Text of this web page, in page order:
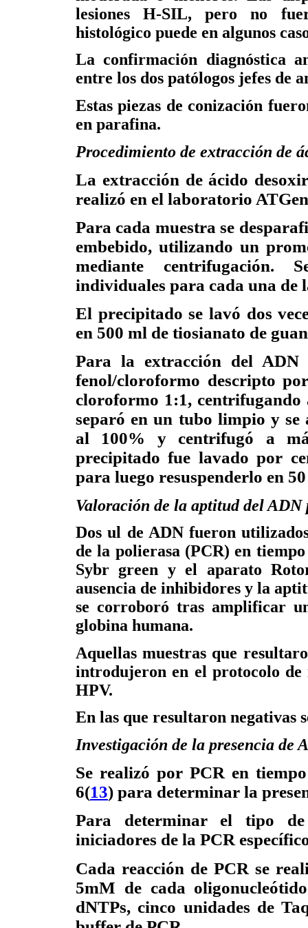
lesiones H-SIL, pero no
histológico puede en algunos
La confirmación diagnóstica
entre los dos patólogos jefes de
Estas piezas de conización
en parafina.
Procedimiento de extracción de
La extracción de ácido
realizó en el laboratorio
Para cada muestra se
embebido, utilizando un
mediante centrifugación.
individuales para cada una de
El precipitado se lavó dos
en 500 ml de tiosianato de
Para la extracción del ADN
fenol/cloroformo descripto
cloroformo 1:1, centrifugando
separó en un tubo limpio y
al 100% y centrifugó a
precipitado fue lavado por
para luego resuspenderlo en
Valoración de la aptitud del
Dos ul de ADN fueron
de la polierasa (PCR) en
Sybr green y el aparato
ausencia de inhibidores y la
se corroboró tras amplificar
globina humana.
Aquellas muestras que
introdujeron en el protocolo de
HPV.
En las que resultaron negativas
Investigación de la presencia de
Se realizó por PCR en
6(13) para determinar la
Para determinar el tipo de
iniciadores de la PCR
Cada reacción de PCR se
5mM de cada
dNTPs, cinco unidades de